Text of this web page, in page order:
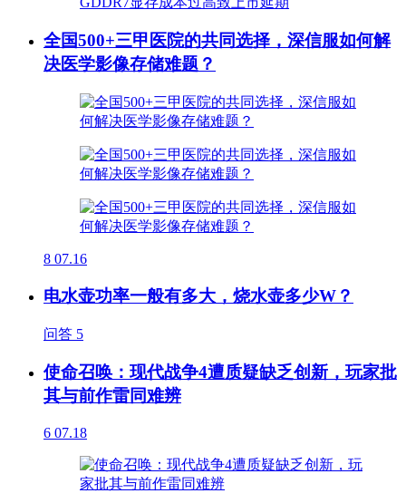
全国500+三甲医院的共同选择，深信服如何解
决医学影像存储难题？
8 07.16
电水壶功率一般有多大，烧水壶多少W？
问答 5
使命召唤：现代战争4遭质疑缺乏创新，玩家批
其与前作雷同难辨
6 07.18